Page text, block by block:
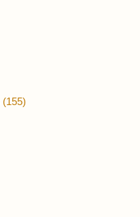
(155)